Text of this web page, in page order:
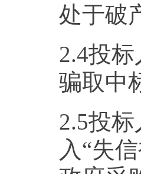
处于破
2.4投
骗取中
2.5投标
入“失